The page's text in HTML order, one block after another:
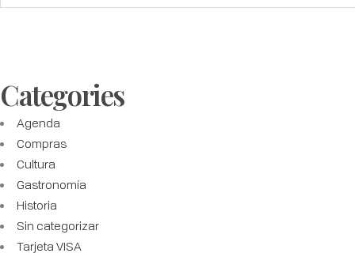
Categories
Agenda
Compras
Cultura
Gastronomía
Historia
Sin categorizar
Tarjeta VISA